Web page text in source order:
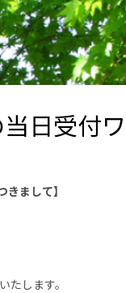
日受付
まして】
たします。